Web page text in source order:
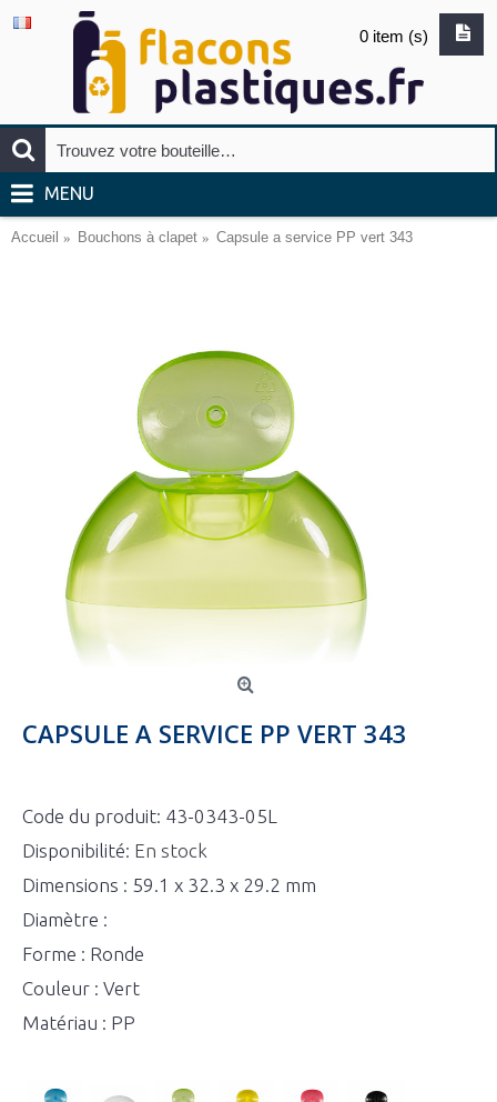
0 item (s)
MENU
Accueil Bouchons à clapet Capsule a service PP vert 343
CAPSULE A SERVICE PP VERT 343
Code du produit: 43-0343-05L
Disponibilité: En stock
Dimensions : 59.1 x 32.3 x 29.2 mm
Diamètre :
Forme : Ronde
Couleur : Vert
Matériau : PP